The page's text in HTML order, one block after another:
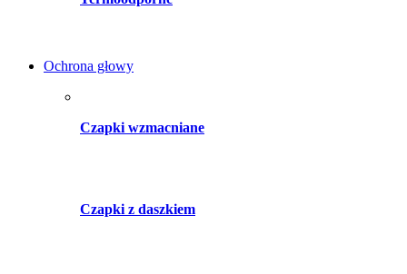
Ochrona głowy
Czapki wzmacniane
Czapki z daszkiem